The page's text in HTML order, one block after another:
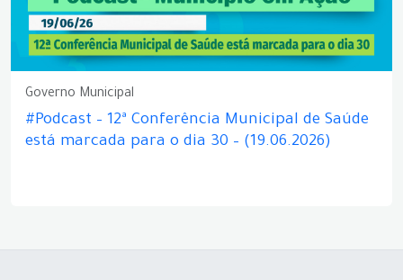
Governo Municipal
#Podcast – 12ª Conferência Municipal de Saúde
está marcada para o dia 30 – (19.06.2026)